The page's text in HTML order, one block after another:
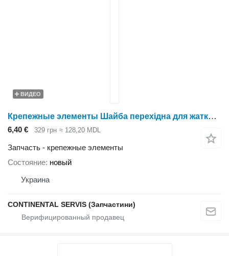
ВИДЕО
Крепежные элементы Шайба перехідна для жатки зерновой Holmer
6,40 € 329 грн ≈ 128,20 MDL
Запчасть - крепежные элементы
Состояние новый
Украина
CONTINENTAL SERVIS (Запчастини)